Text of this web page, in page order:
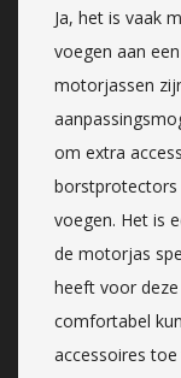
Ja, het is vaak
voegen aan
motorjassen
om extra
voegen. Het is
de motorjas
heeft voor
comfortabel
accessoires